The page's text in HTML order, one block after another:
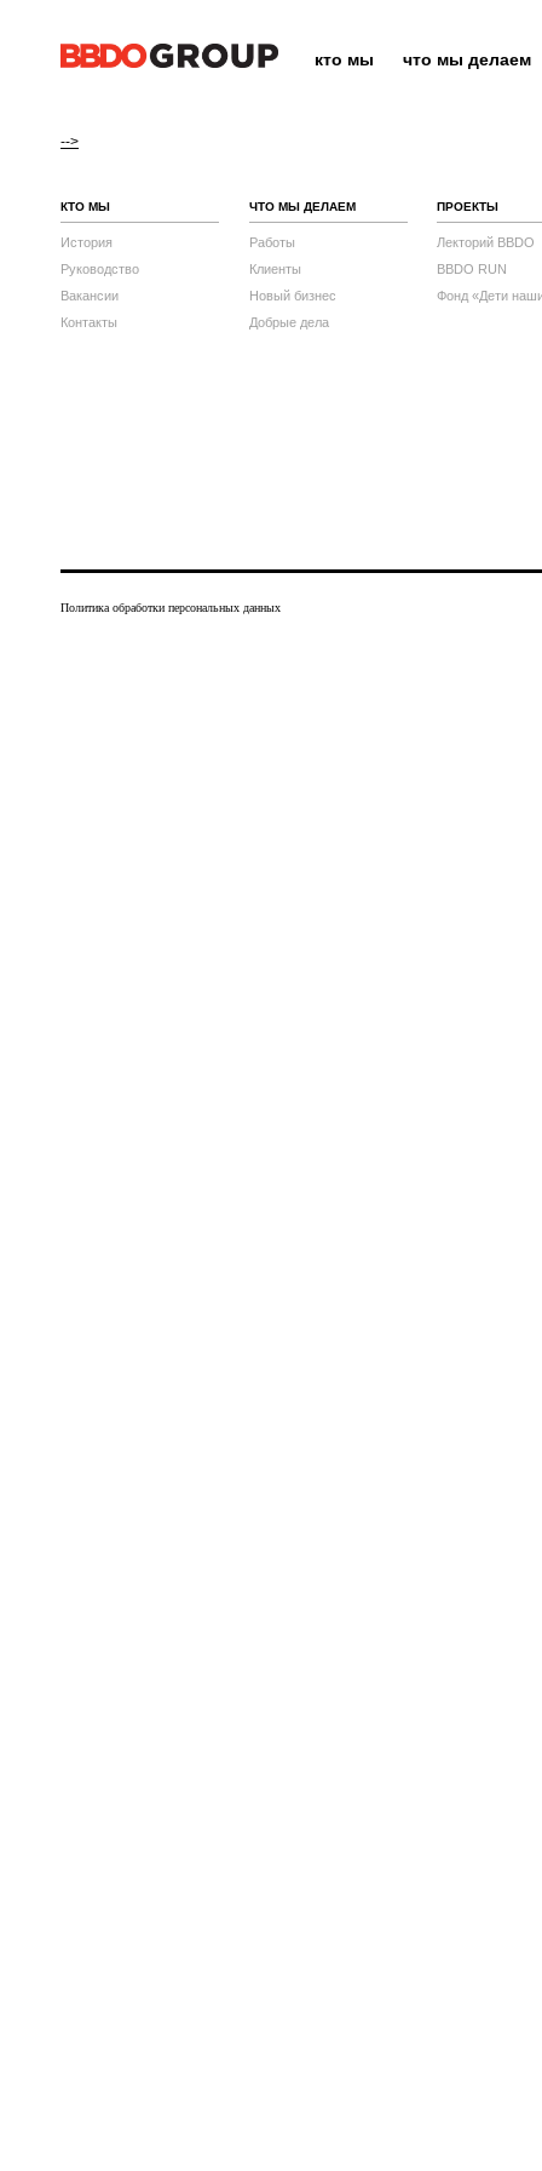
кто мы что мы делаем
-->
КТО МЫ
История
Руководство
Вакансии
Контакты
ЧТО МЫ ДЕЛАЕМ
Работы
Клиенты
Новый бизнес
Добрые дела
ПРОЕКТЫ
Лекторий BBDO
BBDO RUN
Фонд «Дети
Политика обработки персональных данных